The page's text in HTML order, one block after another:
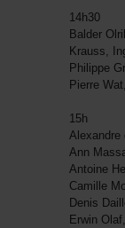
14h30
Balder
Krauss,
Philippe
Pierre
15h
Alexandre
Ann
Antoine
Camille
Denis
Erwin